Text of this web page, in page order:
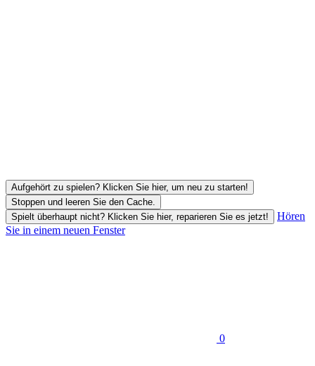
Aufgehört zu spielen? Klicken Sie hier, um neu zu starten!
Stoppen und leeren Sie den Cache.
Spielt überhaupt nicht? Klicken Sie hier, reparieren Sie es jetzt!
Hören
Sie in einem neuen Fenster
0